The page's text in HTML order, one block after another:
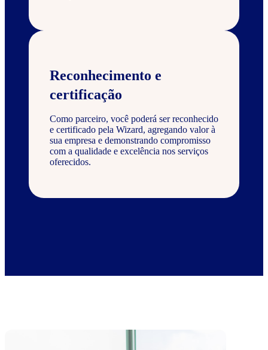
Reconhecimento e
certificação
Como parceiro, você poderá ser reconhecido
e certificado pela Wizard, agregando valor à
sua empresa e demonstrando compromisso
com a qualidade e excelência nos serviços
oferecidos.